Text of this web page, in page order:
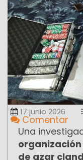
17 junio 2026
Comentar
Una
de azar